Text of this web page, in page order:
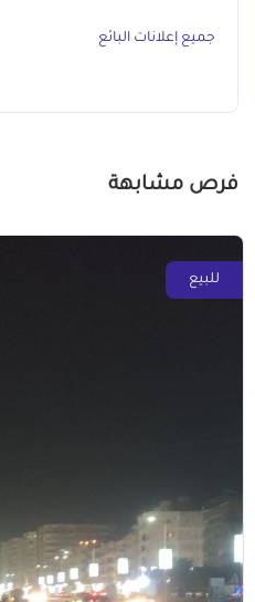
جميع إعلانات البائع
فرص مشابهة
للبيع